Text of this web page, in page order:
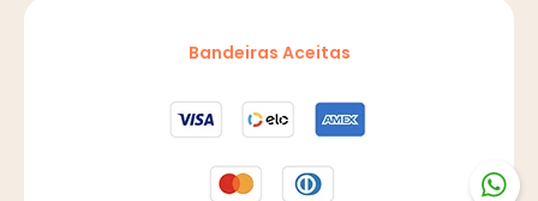
Bandeiras Aceitas